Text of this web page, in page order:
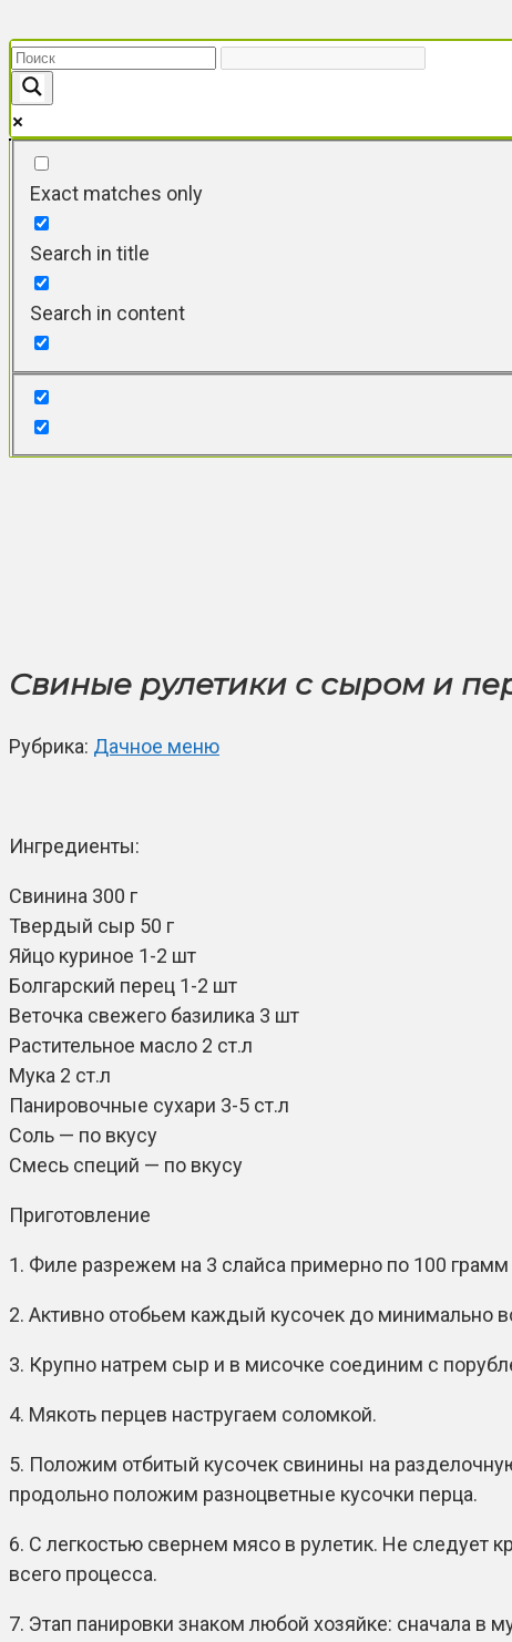
к
контенту
Exact matches only
Search in title
Search in content
Свиные рулетики с сыром и
Рубрика: Дачное меню
Ингредиенты:
Свинина 300 г
Твердый сыр 50 г
Яйцо куриное 1-2 шт
Болгарский перец 1-2 шт
Веточка свежего базилика 3 шт
Растительное масло 2 ст.л
Мука 2 ст.л
Панировочные сухари 3-5 ст.л
Соль — по вкусу
Смесь специй — по вкусу
Приготовление
1. Филе разрежем на 3 слайса примерно по 100
2. Активно отобьем каждый кусочек до минимально
3. Крупно натрем сыр и в мисочке соединим с
4. Мякоть перцев настругаем соломкой.
5. Положим отбитый кусочек свинины на
продольно положим разноцветные кусочки перца.
6. С легкостью свернем мясо в рулетик. Не следует
всего процесса.
7. Этап панировки знаком любой хозяйке: сначала в